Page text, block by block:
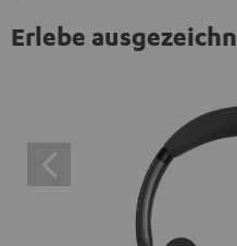
EINMALIG
Trustpilot‑Bewertungen
externe Inhalt kann hier
werden. Mit dem
dass externe Inhalte
personenbezogene Daten
Erlebe